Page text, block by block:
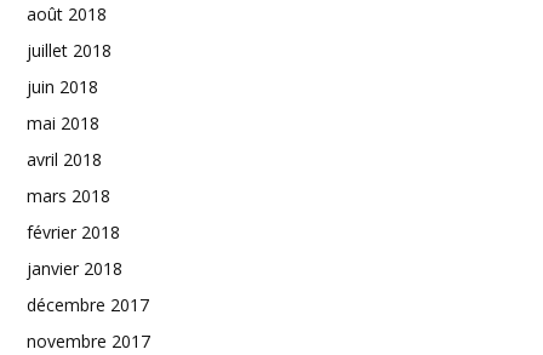
août 2018
juillet 2018
juin 2018
mai 2018
avril 2018
mars 2018
février 2018
janvier 2018
décembre 2017
novembre 2017